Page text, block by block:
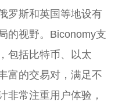
罗斯和英国等地设有
的视野。Biconomy支
包括比特币、以太
富的交易对，满足不
非常注重用户体验，